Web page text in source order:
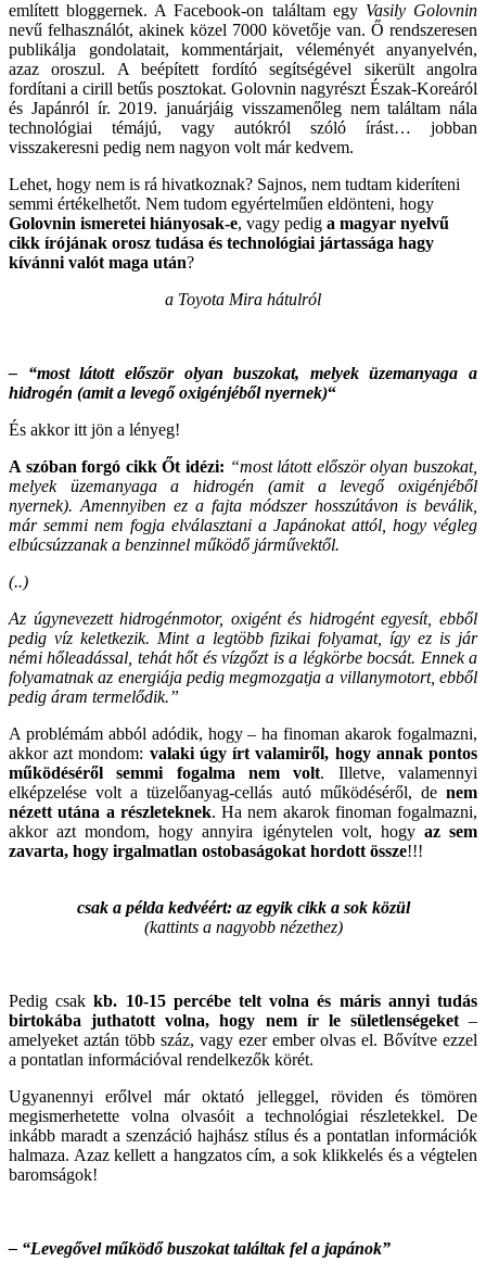
említett bloggernek. A Facebook-on találtam egy Vasily Golovnin
nevű felhasználót, akinek közel 7000 követője van. Ő rendszeresen
publikálja gondolatait, kommentárjait, véleményét anyanyelvén,
azaz oroszul. A beépített fordító segítségével sikerült angolra
fordítani a cirill betűs posztokat. Golovnin nagyrészt Észak-Koreáról
és Japánról ír. 2019. januárjáig visszamenőleg nem találtam nála
technológiai témájú, vagy autókról szóló írást… jobban
visszakeresni pedig nem nagyon volt már kedvem.
Lehet, hogy nem is rá hivatkoznak? Sajnos, nem tudtam kideríteni
semmi értékelhetőt. Nem tudom egyértelműen eldönteni, hogy
Golovnin ismeretei hiányosak-e, vagy pedig a magyar nyelvű
cikk írójának orosz tudása és technológiai jártassága hagy
kívánni valót maga után?
a Toyota Mira hátulról
– “most látott először olyan buszokat, melyek üzemanyaga a
hidrogén (amit a levegő oxigénjéből nyernek)“
És akkor itt jön a lényeg!
A szóban forgó cikk Őt idézi: “most látott először olyan buszokat,
melyek üzemanyaga a hidrogén (amit a levegő oxigénjéből
nyernek). Amennyiben ez a fajta módszer hosszútávon is beválik,
már semmi nem fogja elválasztani a Japánokat attól, hogy végleg
elbúcsúzzanak a benzinnel működő járművektől.
(..)
Az úgynevezett hidrogénmotor, oxigént és hidrogént egyesít, ebből
pedig víz keletkezik. Mint a legtöbb fizikai folyamat, így ez is jár
némi hőleadással, tehát hőt és vízgőzt is a légkörbe bocsát. Ennek a
folyamatnak az energiája pedig megmozgatja a villanymotort, ebből
pedig áram termelődik.”
A problémám abból adódik, hogy – ha finoman akarok fogalmazni,
akkor azt mondom: valaki úgy írt valamiről, hogy annak pontos
működéséről semmi fogalma nem volt. Illetve, valamennyi
elképzelése volt a tüzelőanyag-cellás autó működéséről, de nem
nézett utána a részleteknek. Ha nem akarok finoman fogalmazni,
akkor azt mondom, hogy annyira igénytelen volt, hogy az sem
zavarta, hogy irgalmatlan ostobaságokat hordott össze!!!
csak a példa kedvéért: az egyik cikk a sok közül
(kattints a nagyobb nézethez)
Pedig csakkb. 10-15 percébe telt volna és máris annyi tudás
birtokába juthatott volna, hogy nem ír le sületlenségeket–
amelyeket aztán több száz, vagy ezer ember olvas el. Bővítve ezzel
a pontatlan információval rendelkezők körét.
Ugyanennyi erőlvel már oktató jelleggel, röviden és tömören
megismerhetette volna olvasóit a technológiai részletekkel. De
inkább maradt a szenzáció hajhász stílus és a pontatlan információk
halmaza. Azaz kellett a hangzatos cím, a sok klikkelés és a végtelen
baromságok!
– “Levegővel működő buszokat találtak fel a japánok”